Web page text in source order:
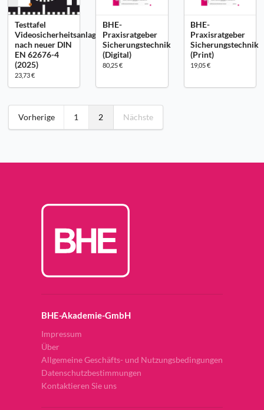
Testtafel
Videosicherheitsanlagen
nach neuer DIN
EN 62676-4
(2025)
23,73 €
BHE-
Praxisratgeber
Sicherungstechnik
(Digital)
80,25 €
BHE-
Praxisratgeber
Sicherungstechnik
(Print)
19,05 €
Vorherige 1 2 Nächste
BHE-Akademie-GmbH
Impressum
Über
Allgemeine Geschäfts- und Nutzungsbedingungen
Datenschutzbestimmungen
Kontaktieren Sie uns